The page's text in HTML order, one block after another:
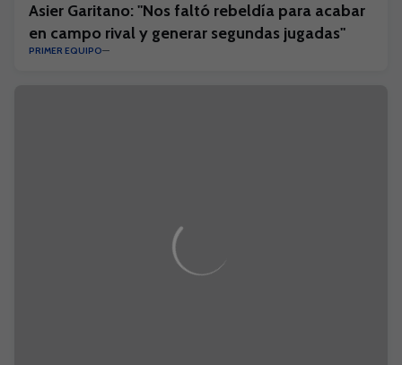
Asier Garitano: "Nos faltó rebeldía para acabar
en campo rival y generar segundas jugadas"
PRIMER EQUIPO